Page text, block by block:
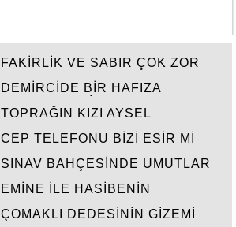
FAKİRLİK VE SABIR ÇOK ZOR
DEMİRCİDE BİR HAFIZA
TOPRAĞIN KIZI AYSEL
CEP TELEFONU BİZİ ESİR Mİ
SINAV BAHÇESİNDE UMUTLAR
EMİNE İLE HASİBENİN
ÇOMAKLI DEDESİNİN GİZEMİ